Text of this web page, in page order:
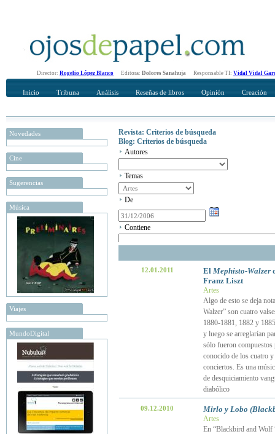
Director: Rogelio López Blanco Editora: Dolores Sanahuja Responsable TI: Vidal Vidal
Inicio Tribuna Análisis Reseñas de libros Opinión Creación
Novedades
Cine
Sugerencias
Música
Viajes
MundoDigital
Revista: Criterios de búsqueda
Blog: Criterios de búsqueda
Autores
Temas
De
Contiene
12.01.2011 El Mephisto-Walzer
Franz Liszt
Artes
Algo de esto se deja
Walzer” son cuatro
1880-1881, 1882 y
y luego se arreglarían
sólo fueron compuestos
conocido de los cuatro y
conciertos. Es una
de desquiciamiento
diabólico
09.12.2010 Mirlo y Lobo
Artes
En “Blackbird and